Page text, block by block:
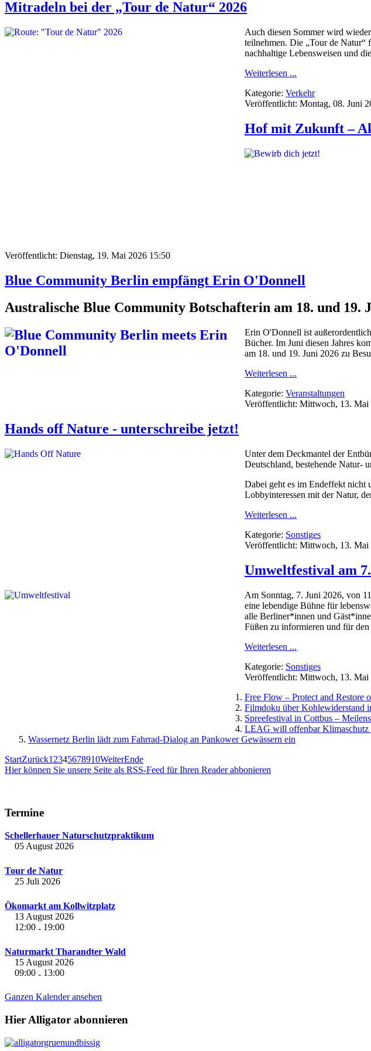
Mitradeln bei der „Tour de Natur“ 2026
Auch diesen Sommer wird
teilnehmen. Die „Tour de
nachhaltige Lebensweisen und
Weiterlesen ...
Kategorie: Verkehr
Veröffentlicht: Montag, 08. Juni
Hof mit Zukunft –
Veröffentlicht: Dienstag, 19. Mai 2026 15:50
Blue Community Berlin empfängt Erin O'Donnell
Australische Blue Community Botschafterin am 18. und 19.
Erin O'Donnell ist
Bücher. Im Juni diesen Jahres
am 18. und 19. Juni 2026 zu
Weiterlesen ...
Kategorie: Veranstaltungen
Veröffentlicht: Mittwoch, 13. Mai
Hands off Nature - unterschreibe jetzt!
Unter dem Deckmantel der
Deutschland, bestehende Natur-
Dabei geht es im Endeffekt nicht
Lobbyinteressen mit der Natur,
Weiterlesen ...
Kategorie: Sonstiges
Veröffentlicht: Mittwoch, 13. Mai
Umweltfestival am
Am Sonntag, 7. Juni 2026, von
eine lebendige Bühne für
alle Berliner*innen und
Füßen zu informieren und für
Weiterlesen ...
Kategorie: Sonstiges
Veröffentlicht: Mittwoch, 13. Mai
Free Flow – Protect and Restore
Filmdoku über Kohlewiderstand
Spreefestival in Cottbus –
LEAG will offenbar Klimaschutz
Wassernetz Berlin lädt zum Fahrrad-Dialog an Pankower Gewässern ein
StartZurück1 2345678910WeiterEnde
Hier können Sie unsere Seite als RSS-Feed für Ihren Reader abbonieren
Termine
Schellerhauer Naturschutzpraktikum
05 August 2026
Tour de Natur
25 Juli 2026
Ökomarkt am Kollwitzplatz
13 August 2026
12:00 - 19:00
Naturmarkt Tharandter Wald
15 August 2026
09:00 - 13:00
Ganzen Kalender ansehen
Hier Alligator abonnieren